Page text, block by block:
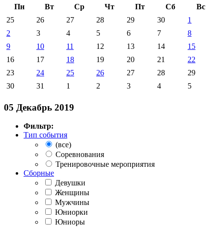
Пн
Вт Ср Чт Пт Сб
Вс
25
26 27 28 29 30
1
2
3 4 5 6 7
8
9
10 11 12 13 14
15
16
17 18 19 20 21
22
23
24 25 26 27 28
29
30
31 1 2 3 4 5
05 Декабрь 2019
Фильтр:
Тип события
(все)
Соревнования
Тренировочные мероприятия
Сборные
Девушки
Женщины
Мужчины
Юниорки
Юниоры